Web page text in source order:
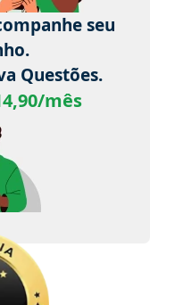
seu
Questões.
mês